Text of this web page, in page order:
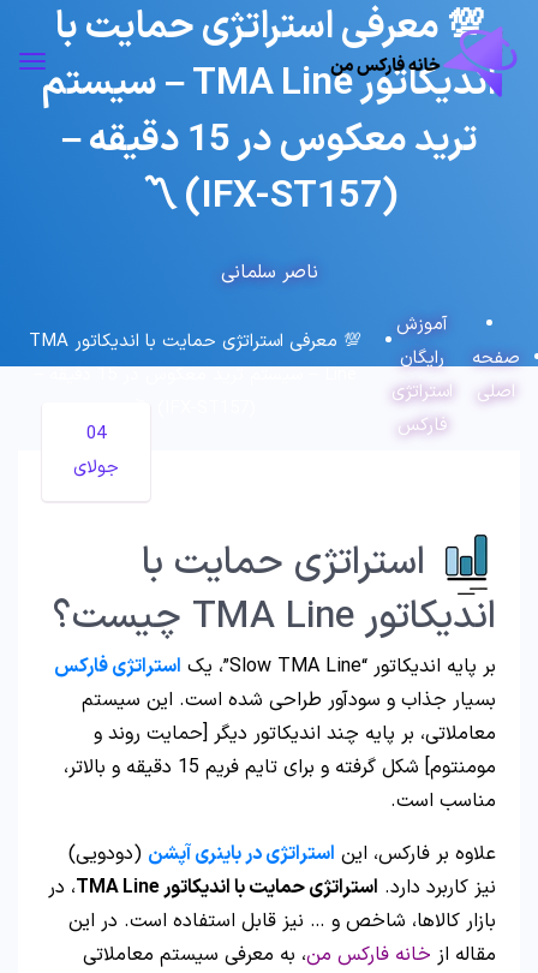
💯 معرفی استراتژی حمایت با
اندیکاتور TMA Line – سیستم
ترید معکوس در 15 دقیقه –
(IFX-ST157) 〽️
ناصر سلمانی
صفحه
اصلی
آموزش
رایگان
استراتژی
فارکس
💯 معرفی استراتژی حمایت با اندیکاتور TMA
Line – سیستم ترید معکوس در 15 دقیقه –
04
جولای
استراتژی حمایت با
اندیکاتور TMA Line چیست؟
بر پایه اندیکاتور “Slow TMA Line”، یک
استراتژی فارکس
بسیار جذاب و سودآور طراحی شده است. این سیستم
معاملاتی، بر پایه چند اندیکاتور دیگر [حمایت روند و
مومنتوم] شکل گرفته و برای تایم فریم 15 دقیقه و بالاتر،
مناسب است.
علاوه بر فارکس، این استراتژی در باینری آپشن (دودویی)
نیز کاربرد دارد. استراتژی حمایت با اندیکاتور TMA Line
، در
بازار کالاها، شاخص و … نیز قابل استفاده است. در این
مقاله از خانه فارکس من، به معرفی سیستم معاملاتی